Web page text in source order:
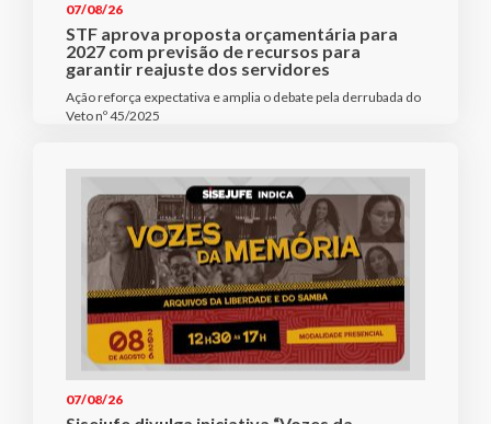
07/08/26
STF aprova proposta orçamentária para
2027 com previsão de recursos para
garantir reajuste dos servidores
Ação reforça expectativa e amplia o debate pela derrubada do
Veto nº 45/2025
07/08/26